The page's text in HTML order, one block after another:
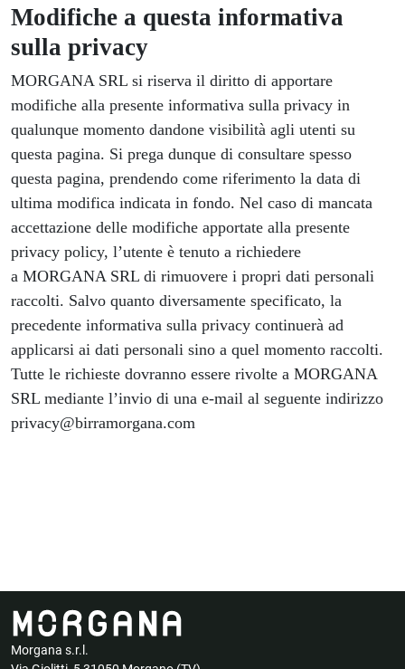
Modifiche a questa informativa
sulla privacy
MORGANA SRL si riserva il diritto di apportare
modifiche alla presente informativa sulla privacy in
qualunque momento dandone visibilità agli utenti su
questa pagina. Si prega dunque di consultare spesso
questa pagina, prendendo come riferimento la data di
ultima modifica indicata in fondo. Nel caso di mancata
accettazione delle modifiche apportate alla presente
privacy policy, l’utente è tenuto a richiedere
a MORGANA SRL di rimuovere i propri dati personali
raccolti. Salvo quanto diversamente specificato, la
precedente informativa sulla privacy continuerà ad
applicarsi ai dati personali sino a quel momento raccolti.
Tutte le richieste dovranno essere rivolte a MORGANA
SRL mediante l’invio di una e-mail al seguente indirizzo
privacy@birramorgana.com
Morgana s.r.l.